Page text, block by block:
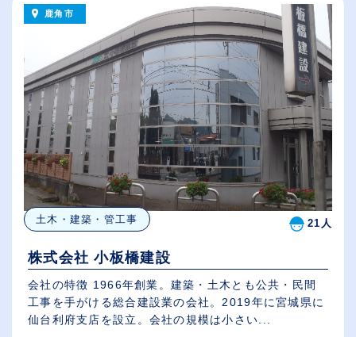
鹿角市
土木・建築・管工事 21人
株式会社 小板橋建設
会社の特徴 1966年創業。建築・土木とも公共・民間
工事を手がける総合建設業の会社。2019年に宮城県に
仙台利府支店を設立。会社の規模は小さい...